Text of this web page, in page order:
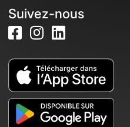
Suivez-nous